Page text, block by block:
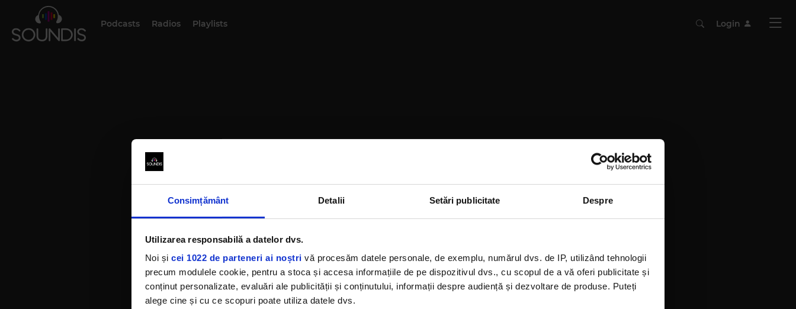
Consimțământ Detalii Setări publicitate Despre
Utilizarea responsabilă a datelor dvs.
Noi și cei 1022 de parteneri ai noștri vă procesăm datele personale, de exemplu, numărul dvs. de IP, utilizând tehnologii
precum modulele cookie, pentru a stoca și accesa informațiile de pe dispozitivul dvs., cu scopul de a vă oferi publicitate și
conținut personalizate, evaluări ale publicității și conținutului, informații despre audiență și dezvoltare de produse. Puteți
alege cine și cu ce scopuri poate utiliza datele dvs.
Podcasts Radios Playlists Login
Oh...